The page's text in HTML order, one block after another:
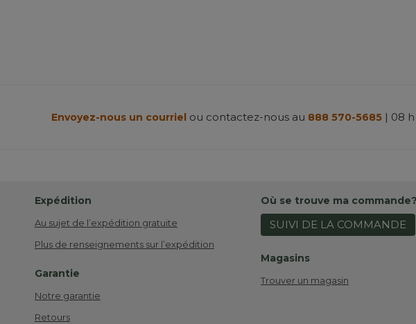
Envoyez-nous un courrielou contactez-nous au 888 570-5685 | 08 h
Expédition
Au sujet de l’expédition gratuite
Plus de renseignements sur l’expédition
Garantie
Notre garantie
Retours
Où se trouve ma commande?
SUIVI DE LA COMMANDE
Magasins
Trouver un magasin